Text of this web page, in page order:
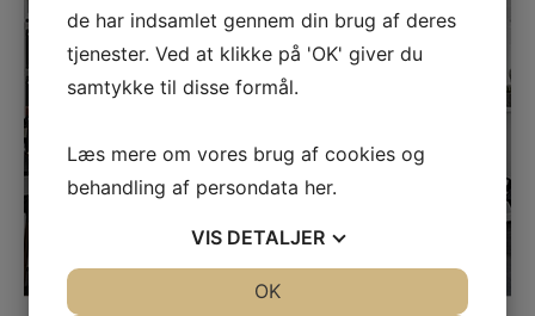
de har indsamlet gennem din brug af deres
tjenester. Ved at klikke på 'OK' giver du
samtykke til disse formål.
Læs mere om vores brug af cookies og
behandling af persondata her.
VIS DETALJER
OK